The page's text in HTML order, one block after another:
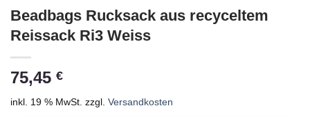
Beadbags Rucksack aus recyceltem
Reissack Ri3 Weiss
75,45 €
inkl. 19 % MwSt. zzgl. Versandkosten